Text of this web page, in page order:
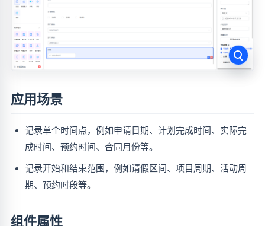
应用场景
记录单个时间点，例如申请日期、计划完成时间、实际完
成时间、预约时间、合同月份等。
记录开始和结束范围，例如请假区间、项目周期、活动周
期、预约时段等。
组件属性